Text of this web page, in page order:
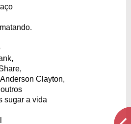
Clayton,
sugar a vida